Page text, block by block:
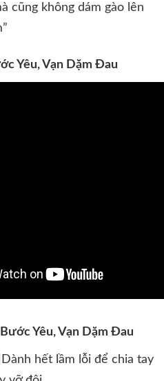
cũng không dám gào lên
Yêu, Vạn Dặm Đau
Yêu, Vạn Dặm Đau
hết lầm lỗi để chia tay